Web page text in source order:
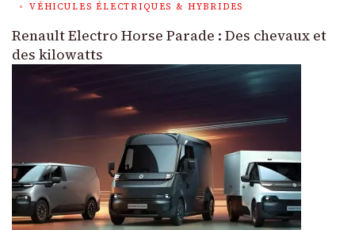
VÉHICULES ÉLECTRIQUES & HYBRIDES
Renault Electro Horse Parade : Des chevaux et
des kilowatts